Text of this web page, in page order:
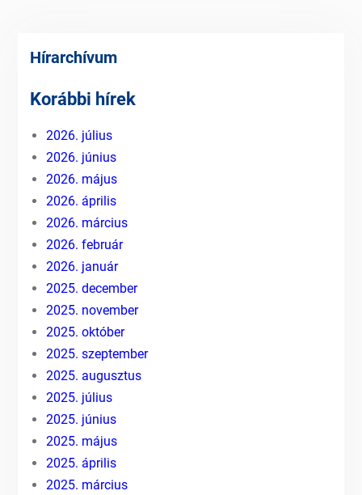
Hírarchívum
Korábbi hírek
2026. július
2026. június
2026. május
2026. április
2026. március
2026. február
2026. január
2025. december
2025. november
2025. október
2025. szeptember
2025. augusztus
2025. július
2025. június
2025. május
2025. április
2025. március